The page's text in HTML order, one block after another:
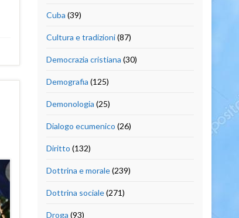
Cuba (39)
Cultura e tradizioni(87)
Democrazia cristiana (30)
Demografia (125)
Demonologia (25)
Dialogo ecumenico (26)
Diritto (132)
Dottrina e morale(239)
Dottrina sociale(271)
Droga (93)